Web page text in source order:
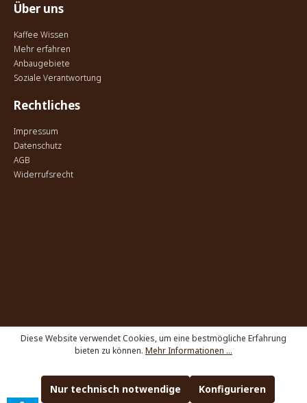
Über uns
Kaffee Wissen
Mehr erfahren
Anbaugebiete
Soziale Verantwortung
Rechtliches
Impressum
Datenschutz
AGB
Widerrufsrecht
Diese Website verwendet Cookies, um eine bestmögliche Erfahrung
bieten zu können. Mehr Informationen ...
Nur technisch notwendige Konfigurieren